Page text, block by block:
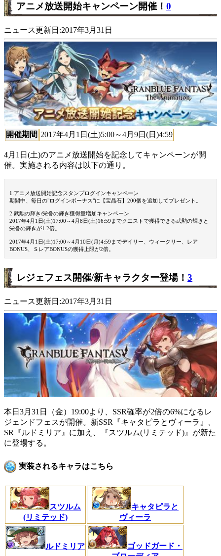
アニメ放送開始キャンペーン開催！ 0
ニュース更新日:2017年3月31日
開催期間 2017年4月1日(土)5:00～4月9日(日)4:59
4月1日(土)のアニメ放送開始を記念してキャンペーンが開
催。実施される内容は以下の通り。
1:アニメ放送開始記念スタンプログインキャンペーン
期間中、毎日の"ログインボーナス"に【宝晶石】200個を追加してプレゼント。
2:武勲の輝き/栄誉の輝き獲得量増加キャンペーン
2017年4月1日(土)17:00～4月8日(土)16:59までクエストで獲得できる武勲の輝きと
栄誉の輝きが1.2倍。
2017年4月1日(土)17:00～4月10日(月)4:59までデイリー、ウィークリー、レア
BONUS、ＳレアBONUSの獲得上限が2倍。
レジェフェス開催/新キャラクター登場！ 3
ニュース更新日:2017年3月31日
本日3月31日（金）19:00より、SSR確率が2倍の6%になるレ
ジェンドフェスが開催。新SSR『キャタピラとヴィーラ』、
SR『ルドミリア』に加え、『スツルム(リミテッド)』が新た
に登場する。
実装されるキャラはこちら
スツルム
(リミテッド)
キャタピラと
ヴィーラ
ルドミリア
ゴッドガード・